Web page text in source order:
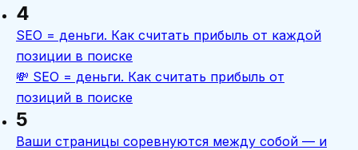
4
SEO = деньги. Как считать прибыль от каждой
позиции в поиске
💸 SEO = деньги. Как считать прибыль от
позиций в поиске
5
Ваши страницы соревнуются между собой — и